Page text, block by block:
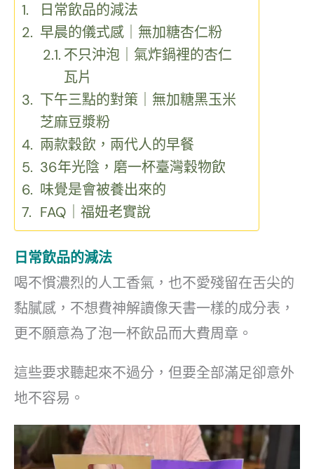
日常飲品的減法
早晨的儀式感｜無加糖杏仁粉
不只沖泡｜氣炸鍋裡的杏仁
瓦片
下午三點的對策｜無加糖黑玉米
芝麻豆漿粉
兩款穀飲，兩代人的早餐
36年光陰，磨一杯臺灣穀物飲
味覺是會被養出來的
FAQ｜福妞老實說
日常飲品的減法
喝不慣濃烈的人工香氣，也不愛殘留在舌尖的
黏膩感，不想費神解讀像天書一樣的成分表，
更不願意為了泡一杯飲品而大費周章。
這些要求聽起來不過分，但要全部滿足卻意外
地不容易。